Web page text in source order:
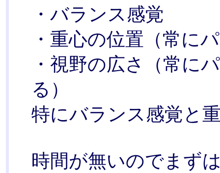
・バランス感覚
・重心の位置（常に
・視野の広さ（常に
る）
特にバランス感覚と
時間が無いのでまず